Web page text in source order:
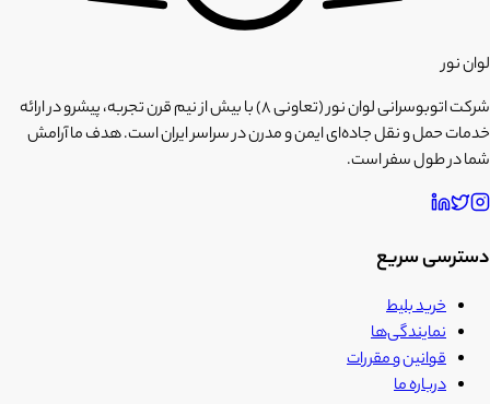
لوان نور
شرکت اتوبوسرانی لوان نور (تعاونی ۸) با بیش از نیم قرن تجربه، پیشرو در ارائه
خدمات حمل و نقل جاده‌ای ایمن و مدرن در سراسر ایران است. هدف ما آرامش
شما در طول سفر است.
دسترسی سریع
خرید بلیط
نمایندگی‌ها
قوانین و مقررات
درباره ما